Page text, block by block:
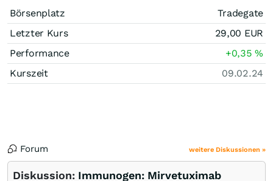
Börsenplatz
Tradegate
Letzter Kurs
29,00 EUR
Performance
+0,35%
Kurszeit
09.02.24
Forum weitere Diskussionen »
Diskussion: Immunogen: Mirvetuximab